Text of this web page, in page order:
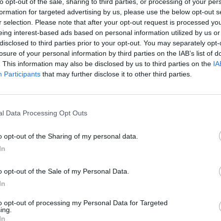
for targeted advertising by us, please use the below opt-out
selection. Please note that after your opt-out request is processed
interest-based ads based on personal information utilized by us
to third parties prior to your opt-out. You may separately
of your personal information by third parties on the IAB’s list of
This information may also be disclosed by us to third parties on the
Participants that may further disclose it to other third parties.
Data Processing Opt Outs
opt-out of the Sharing of my personal data.
opt-out of the Sale of my Personal Data.
opt-out of processing my Personal Data for Targeted
del Napoli e alla lotta Champions in Serie A.
e attaccante, Ranocchia dice:
fare una valutazione completa. Dall’esterno mi è
il suo punto di vista sullo spogliatoio:“Conosco